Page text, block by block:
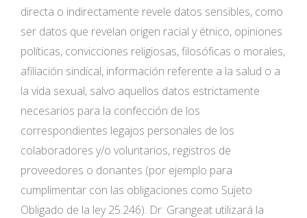
directa o indirectamente revele datos sensibles, como
ser datos que revelan origen racial y étnico, opiniones
políticas, convicciones religiosas, filosóficas o morales,
afiliación sindical, información referente a la salud o a
la vida sexual, salvo aquellos datos estrictamente
necesarios para la confección de los
correspondientes legajos personales de los
colaboradores y/o voluntarios, registros de
proveedores o donantes (por ejemplo para
cumplimentar con las obligaciones como Sujeto
Obligado de la ley 25.246). Dr. Grangeat utilizará la